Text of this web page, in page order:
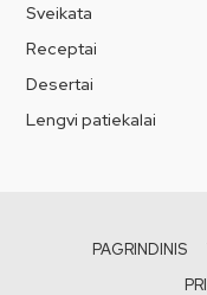
Sveikata
Receptai
Desertai
Lengvi patiekalai
PAGRINDINIS